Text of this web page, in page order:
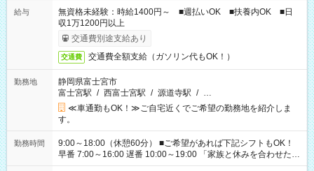
給与
無資格未経験：時給1400円～ ■週払いOK ■扶養内OK ■日
収1万1200円以上
交通費別途支給あり
交通費 交通費全額支給（ガソリン代もOK！）
勤務地
静岡県富士宮市
富士宮駅 / 西富士宮駅 / 源道寺駅 / …
≪車通勤もOK！≫ご自宅近くでご希望の勤務地を紹介しま
す。
勤務時間
9:00～18:00（休憩60分） ■ご希望があれば下記シフトもOK！
早番 7:00～16:00 遅番 10:00～19:00 「家族と休みを合わせた
い」 「余裕を持って夕飯の準備がしたい」 「できれば残業はし